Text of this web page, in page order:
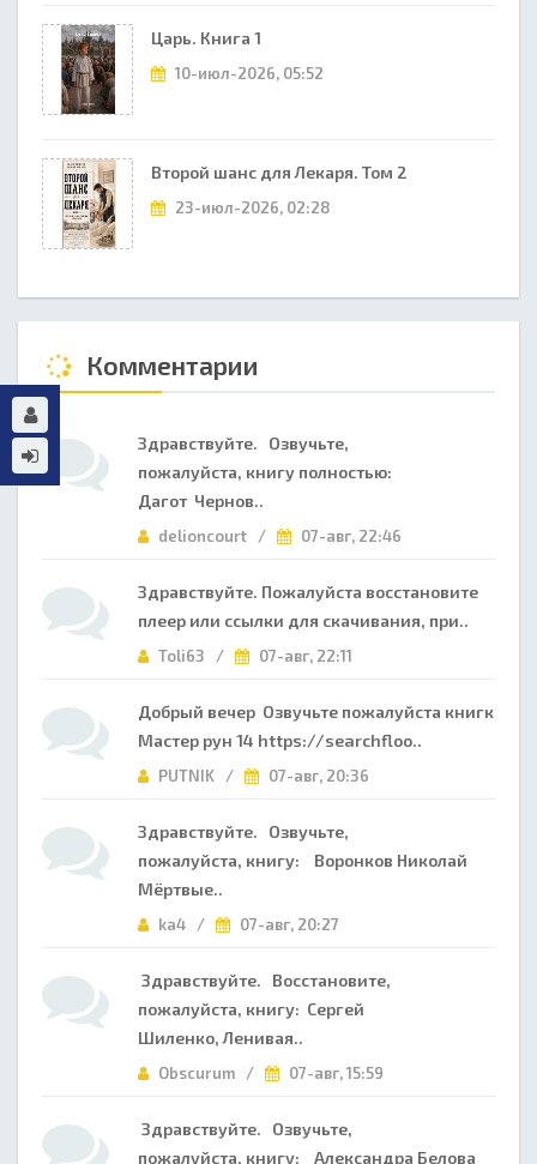
Царь. Книга 1
10-июл-2026, 05:52
Второй шанс для Лекаря. Том 2
23-июл-2026, 02:28
Комментарии
Здравствуйте. Озвучьте,
пожалуйста, книгу полностью:
Дагот Чернов..
delioncourt / 07-авг, 22:46
Здравствуйте. Пожалуйста восстановите
плеер или ссылки для скачивания, при..
Toli63 / 07-авг, 22:11
Добрый вечер Озвучьте пожалуйста книгк
Мастер рун 14 https://searchfloo..
PUTNIK / 07-авг, 20:36
Здравствуйте. Озвучьте,
пожалуйста, книгу: Воронков Николай
Мёртвые..
ka4 / 07-авг, 20:27
Здравствуйте. Восстановите,
пожалуйста, книгу: Сергей
Шиленко, Ленивая..
Obscurum / 07-авг, 15:59
Здравствуйте. Озвучьте,
пожалуйста, книгу: Александра Белова